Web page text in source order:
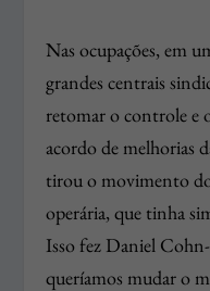
Nas ocupações, em
grandes centrais
retomar o controle e
acordo de melhorias
tirou o movimento
operária, que tinha
Isso fez Daniel
queríamos mudar o